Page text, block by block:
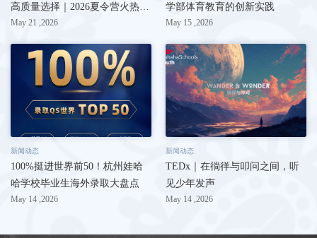
高质量选择｜2026夏令营火热招
募
May 21 ,2026
学部体育教育的创新实践
May 15 ,2026
新闻动态
100%挺进世界前50！杭州娃哈
哈学校毕业生海外录取大盘点
May 14 ,2026
新闻动态
TEDx｜在徜徉与叩问之间，听
见少年发声
May 14 ,2026